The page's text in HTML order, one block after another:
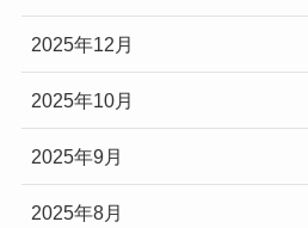
2025年12月
2025年10月
2025年9月
2025年8月